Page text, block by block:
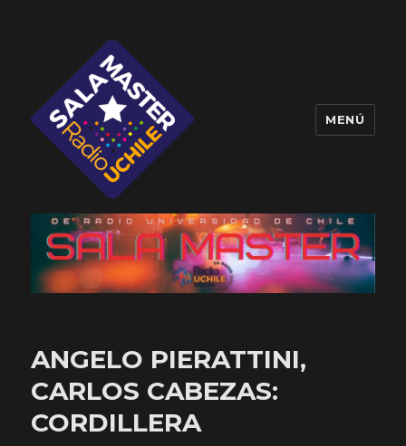
Sala Master
MENÚ
ANGELO PIERATTINI,
CARLOS CABEZAS:
CORDILLERA